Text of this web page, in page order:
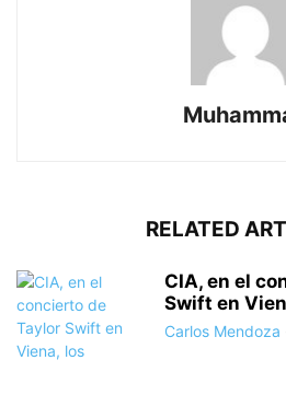
RELATED
CIA, en el
Swift en
Carlos Mendoza